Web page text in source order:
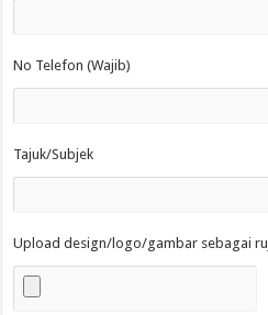
No Telefon (Wajib)
Tajuk/Subjek
Upload design/logo/gambar sebagai